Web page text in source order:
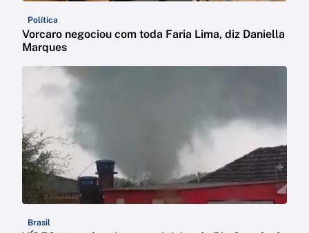
Política
Vorcaro negociou com toda Faria Lima, diz Daniella
Marques
Brasil